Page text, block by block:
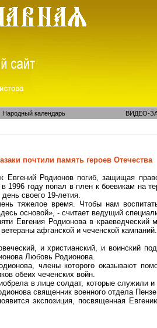
Народный календарь ВИДЕО-
почтили память героев Отечества
Евгений Родионов погиб, защищая
1996 году попал в плен к боевикам на
своего 19-летия.
тяжелое время. Чтобы нам
основой», - считает ведущий
Евгения Родионова в краеведческий
афганской и чеченской
и христианский, и воинский
Любовь Родионова.
члены которого оказывают
обеих чеченских войн.
в лице солдат, которые
священник военного отдела
экспозиция, посвященная